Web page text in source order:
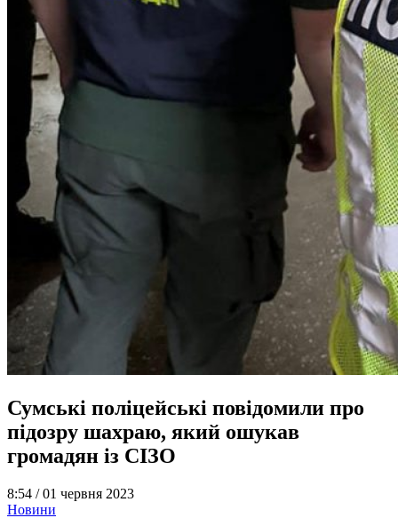
Сумські поліцейські повідомили про
підозру шахраю, який ошукав
громадян із СІЗО
8:54 /01 червня 2023
Новини